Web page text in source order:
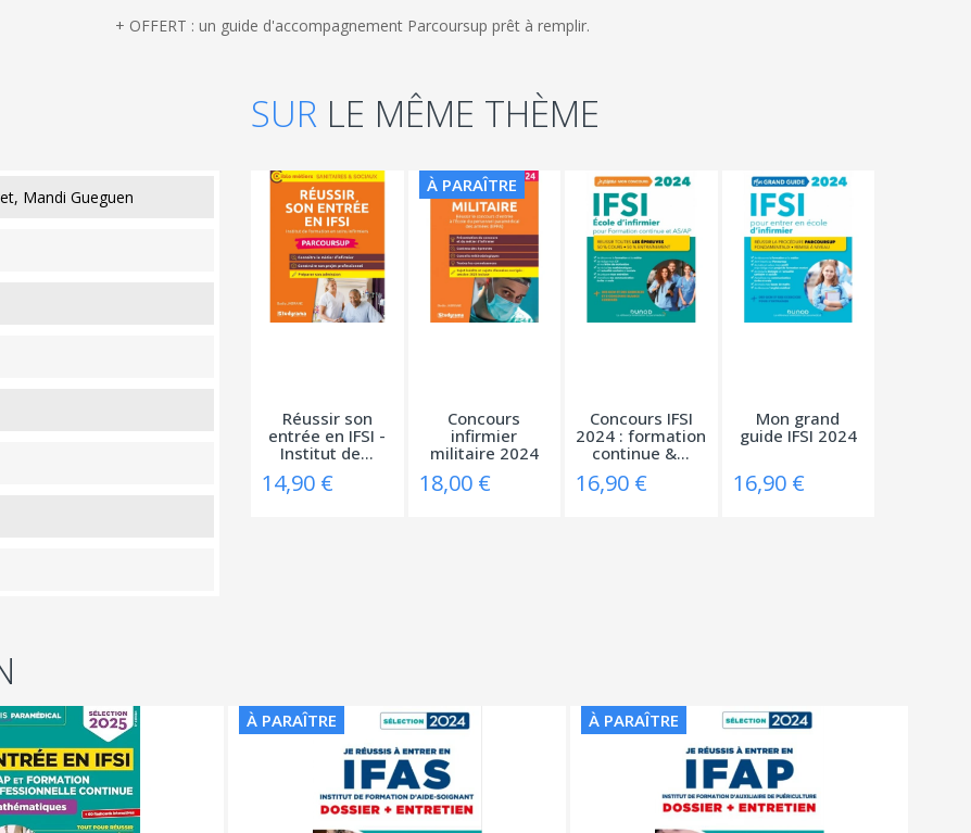
+ OFFERT : un guide d'accompagnement Parcoursup prêt à remplir.
Mandi Gueguen
SUR LE MÊME THÈME
Réussir son
entrée en IFSI -
Institut de...
14,90 €
À PARAÎTRE
Concours
infirmier
militaire 2024
18,00 €
Concours IFSI
2024 : formation
continue &...
16,90 €
Mon grand
guide IFSI 2024
16,90 €
À PARAÎTRE À PARAÎTRE